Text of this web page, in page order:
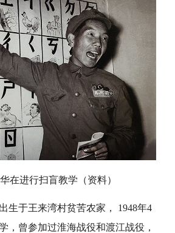
在进行扫盲教学（资料）
生于王来湾村贫苦农家， 1948年4
，曾参加过淮海战役和渡江战役，